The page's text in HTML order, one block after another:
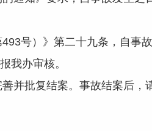
号）》第二十九条，自事
我办审核。
批复结案。事故结案后，